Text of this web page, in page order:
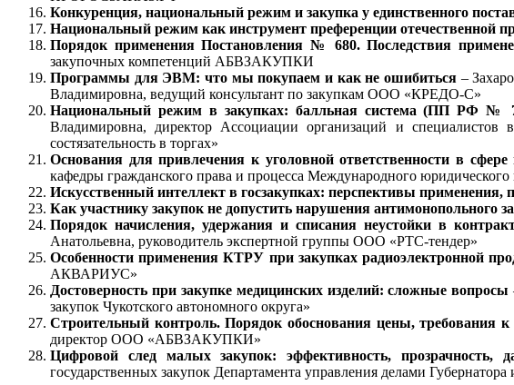
Конкуренция, национальный режим и закупка у единственного
Национальный режим как инструмент преференции отечественной
Порядок применения Постановления № 680. Последствия
закупочных компетенций АБВЗАКУПКИ
Программы для ЭВМ: что мы покупаем и как не ошибиться –
Владимировна, ведущий консультант по закупкам ООО «КРЕДО-С»
Национальный режим в закупках: балльная система (ПП РФ №
Владимировна, директор Ассоциации организаций и специалистов
состязательность в торгах»
Основания для привлечения к уголовной ответственности в
кафедры гражданского права и процесса Международного
Искусственный интеллект в госзакупках: перспективы применения,
Как участнику закупок не допустить нарушения антимонопольного
Порядок начисления, удержания и списания неустойки в
Анатольевна, руководитель экспертной группы ООО «РТС-тендер»
Особенности применения КТРУ при закупках радиоэлектронной
АКВАРИУС»
Достоверность при закупке медицинских изделий: сложные вопросы
закупок Чукотского автономного округа»
Строительный контроль. Порядок обоснования цены, требования к
директор ООО «АБВЗАКУПКИ»
Цифровой след малых закупок: эффективность, прозрачность,
государственных закупок Департамента управления делами Губернатора